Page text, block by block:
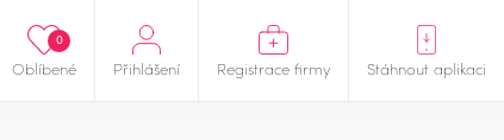
Oblíbené
0
Přihlášení Registrace firmy Stáhnout aplikaci